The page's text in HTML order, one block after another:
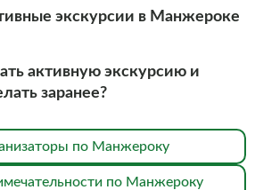
экскурсии в Манжероке
активную экскурсию и
заранее?
по Манжероку
по Манжероку